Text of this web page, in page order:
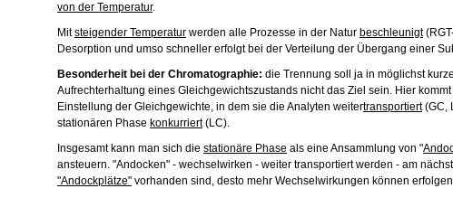
von der Temperatur.
Mitsteigender Temperatur werden alle Prozesse in der Natur beschleunigt
Desorption und umso schneller erfolgt bei der Verteilung der Übergang einer
Besonderheit bei der Chromatographie: die Trennung soll ja in möglichst
Aufrechterhaltung eines Gleichgewichtszustands nicht das Ziel sein. Hier kommt
Einstellung der Gleichgewichte, in dem sie die Analyten weitertransportiert(GC,
stationären Phase konkurriert(LC).
Insgesamt kann man sich die stationäre Phase als eine Ansammlung von "
ansteuern. "Andocken" - wechselwirken - weiter transportiert werden - am
"Andockplätze" vorhanden sind, desto mehr Wechselwirkungen können